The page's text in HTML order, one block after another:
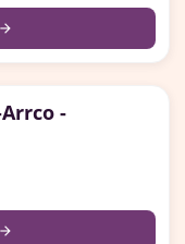
arrow_forward
-
arrow_forward